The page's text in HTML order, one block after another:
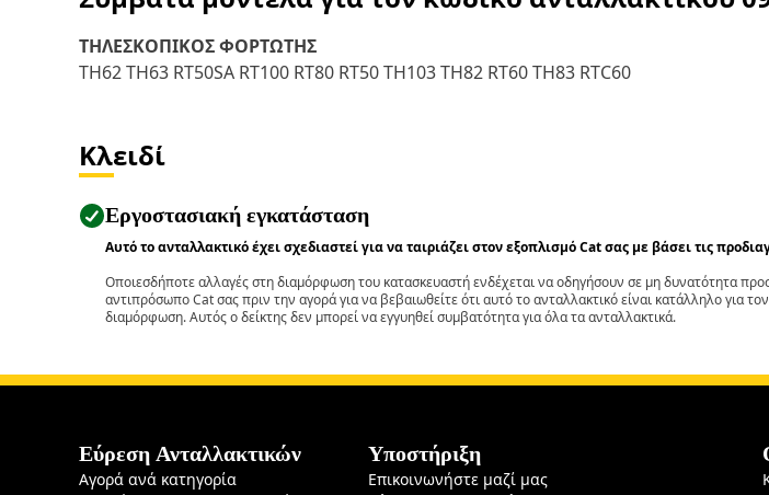
ΤΗΛΕΣΚΟΠΙΚΟΣ ΦΟΡΤΩΤΗΣ
TH62 TH63 RT50SA RT100 RT80 RT50 TH103 TH82 RT60 TH83 RTC60
Κλειδί
Εργοστασιακή εγκατάσταση
Αυτό το ανταλλακτικό έχει σχεδιαστεί για να ταιριάζει στον εξοπλισμό Cat σας με βάσει τις
Οποιεσδήποτε αλλαγές στη διαμόρφωση του κατασκευαστή ενδέχεται να οδηγήσουν σε μη δυνατότητα
αντιπρόσωπο Cat σας πριν την αγορά για να βεβαιωθείτε ότι αυτό το ανταλλακτικό είναι κατάλληλο για
διαμόρφωση. Αυτός ο δείκτης δεν μπορεί να εγγυηθεί συμβατότητα για όλα τα ανταλλακτικά.
Εύρεση Ανταλλακτικών
Αγορά ανά κατηγορία
Υποστήριξη
Επικοινωνήστε μαζί μας